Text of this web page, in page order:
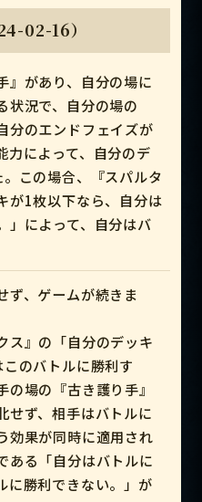
02-16）
』があり、自分の場に
状況で、自分の場の
分のエンドフェイズが
力によって、自分のデ
この場合、『スパルタ
が1枚以下なら、自分は
」によって、自分はバ
ず、ゲームが続きま
ス』の「自分のデッキ
のバトルに勝利す
場の『古き護り手』
せず、相手はバトルに
効果が同時に適用され
ある「自分はバトルに
に勝利できない。」が